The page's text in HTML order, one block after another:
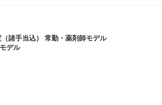
諸手当込） 常勤・薬剤師モデル
デル